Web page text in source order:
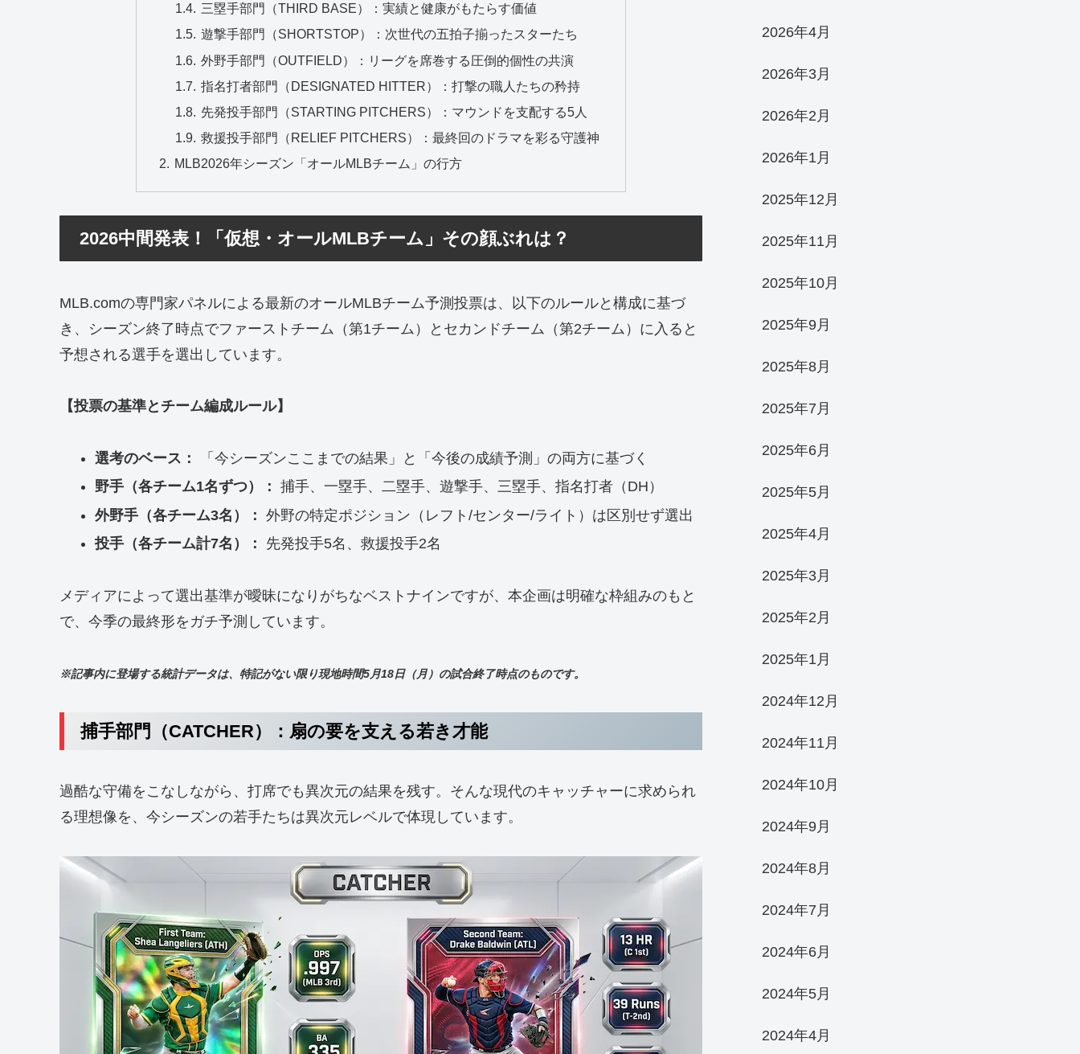
三塁手部門（THIRD BASE）：実績と健康がもたらす価値
遊撃手部門（SHORTSTOP）：次世代の五拍子揃ったスターたち
外野手部門（OUTFIELD）：リーグを席巻する圧倒的個性の共演
指名打者部門（DESIGNATED HITTER）：打撃の職人たちの矜持
先発投手部門（STARTING PITCHERS）：マウンドを支配する5人
救援投手部門（RELIEF PITCHERS）：最終回のドラマを彩る守護神
MLB2026年シーズン「オールMLBチーム」の行方
2026中間発表！「仮想・オールMLBチーム」その顔ぶれは？
MLB.comの専門家パネルによる最新のオールMLBチーム予測投票は、以下のルールと構成に基づ
き、シーズン終了時点でファーストチーム（第1チーム）とセカンドチーム（第2チーム）に入ると
予想される選手を選出しています。
【投票の基準とチーム編成ルール】
選考のベース：
「今シーズンここまでの結果」と「今後の成績予測」の両方に基づく
野手（各チーム1名ずつ）： 捕手、一塁手、二塁手、遊撃手、三塁手、指名打者（DH）
外野手（各チーム3名）： 外野の特定ポジション（レフト/センター/ライト）は区別せず選出
投手（各チーム計7名）：
先発投手5名、救援投手2名
メディアによって選出基準が曖昧になりがちなベストナインですが、本企画は明確な枠組みのもと
で、今季の最終形をガチ予測しています。
※記事内に登場する統計データは、特記がない限り現地時間5月18日（月）の試合終了時点のものです。
捕手部門（CATCHER）：扇の要を支える若き才能
過酷な守備をこなしながら、打席でも異次元の結果を残す。そんな現代のキャッチャーに求められ
る理想像を、今シーズンの若手たちは異次元レベルで体現しています。
2026年4月
2026年3月
2026年2月
2026年1月
2025年12月
2025年11月
2025年10月
2025年9月
2025年8月
2025年7月
2025年6月
2025年5月
2025年4月
2025年3月
2025年2月
2025年1月
2024年12月
2024年11月
2024年10月
2024年9月
2024年8月
2024年7月
2024年6月
2024年5月
2024年4月